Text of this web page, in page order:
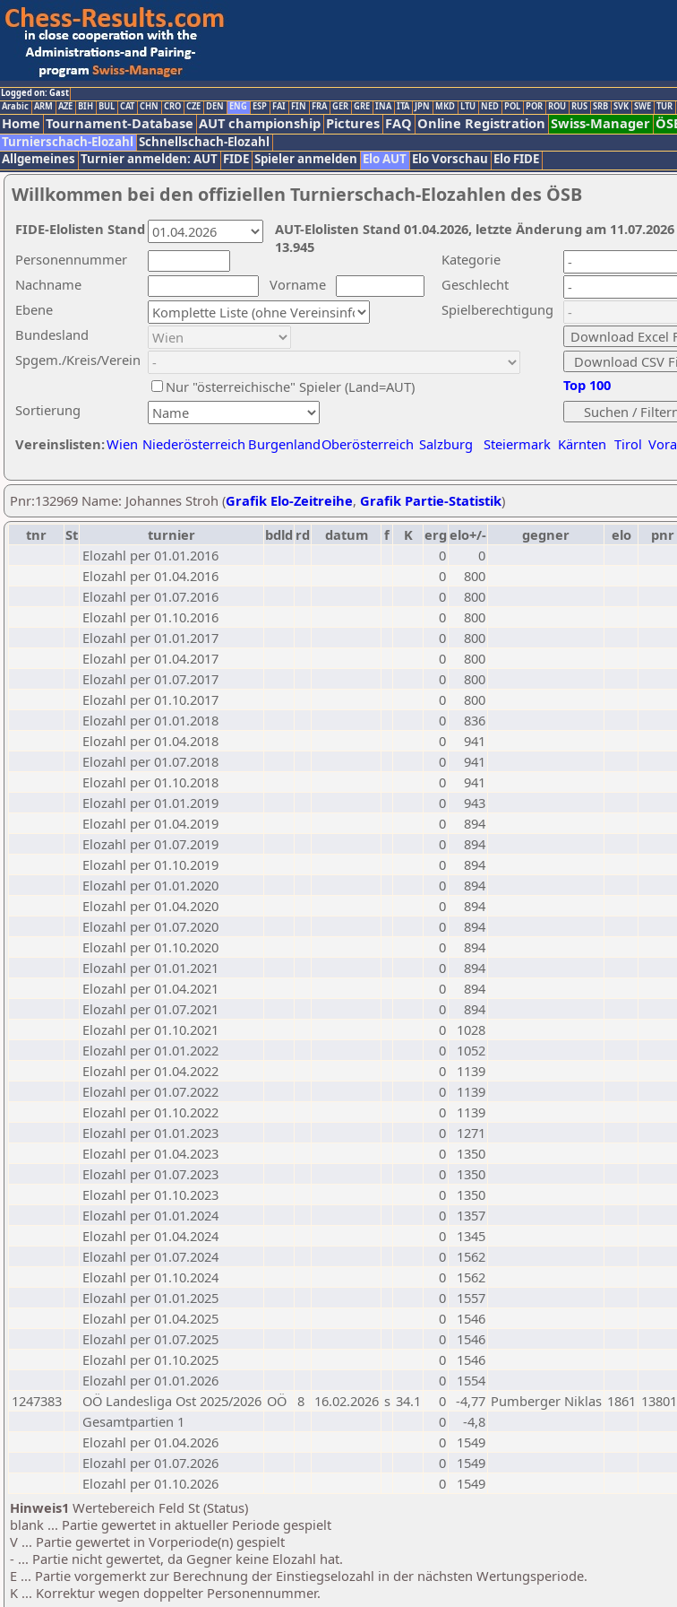
Logged on: Gast
Arabic ARM AZE BIH BUL CAT CHN CRO CZE DEN ENG ESP FAI FIN FRA GER GRE INA ITA JPN MKD LTU NED POL POR ROU RUS SRB SVK SWE TUR
Home Tournament-Database AUT championship Pictures FAQ Online Registration Swiss-Manager
Turnierschach-Elozahl Schnellschach-Elozahl
Allgemeines Turnier anmelden: AUT FIDE Spieler anmelden Elo AUT Elo Vorschau Elo FIDE
Willkommen bei den offiziellen Turnierschach-Elozahlen des ÖSB
Nachname
Vorname
Ebene
Kategorie
Sortierung
Personennummer
Bundesland
Spgem./Kreis/Verein
Geschlecht
Nur "österreichische" Spieler (Land=AUT)
Spielberechtigung
Vereinslisten:Wien Niederösterreich BurgenlandOberösterreich Salzburg Steiermark Kärnten Tirol
Top 100
AUT-Elolisten Stand 01.04.2026, letzte Änderung am
13.945
FIDE-Elolisten Stand
Pnr:132969 Name: Johannes Stroh (Grafik Elo-Zeitreihe, Grafik Partie-Statistik)
tnr
St turnier bdld rd datum f K erg elo+/- gegner elo
pnr
Elozahl per 01.01.2016
0
0
Elozahl per 01.04.2016
0
800
Elozahl per 01.07.2016
0
800
Elozahl per 01.10.2016
0
800
Elozahl per 01.01.2017
0
800
Elozahl per 01.04.2017
0
800
Elozahl per 01.07.2017
0
800
Elozahl per 01.10.2017
0
800
Elozahl per 01.01.2018
0
836
Elozahl per 01.04.2018
0
941
Elozahl per 01.07.2018
0
941
Elozahl per 01.10.2018
0
941
Elozahl per 01.01.2019
0
943
Elozahl per 01.04.2019
0
894
Elozahl per 01.07.2019
0
894
Elozahl per 01.10.2019
0
894
Elozahl per 01.01.2020
0
894
Elozahl per 01.04.2020
0
894
Elozahl per 01.07.2020
0
894
Elozahl per 01.10.2020
0
894
Elozahl per 01.01.2021
0
894
Elozahl per 01.04.2021
0
894
Elozahl per 01.07.2021
0
894
Elozahl per 01.10.2021
0
1028
Elozahl per 01.01.2022
0
1052
Elozahl per 01.04.2022
0
1139
Elozahl per 01.07.2022
0
1139
Elozahl per 01.10.2022
0
1139
Elozahl per 01.01.2023
0
1271
Elozahl per 01.04.2023
0
1350
Elozahl per 01.07.2023
0
1350
Elozahl per 01.10.2023
0
1350
Elozahl per 01.01.2024
0
1357
Elozahl per 01.04.2024
0
1345
Elozahl per 01.07.2024
0
1562
Elozahl per 01.10.2024
0
1562
Elozahl per 01.01.2025
0
1557
Elozahl per 01.04.2025
0
1546
Elozahl per 01.07.2025
0
1546
Elozahl per 01.10.2025
0
1546
Elozahl per 01.01.2026
0
1554
1247383
OÖ Landesliga Ost 2025/2026 OÖ 8 16.02.2026 s 34.1 0 -4,77 Pumberger Niklas 1861
Gesamtpartien 1
0
-4,8
Elozahl per 01.04.2026
0
1549
Elozahl per 01.07.2026
0
1549
Elozahl per 01.10.2026
0
1549
Hinweis1 Wertebereich Feld St (Status)
blank ... Partie gewertet in aktueller Periode gespielt
V ... Partie gewertet in Vorperiode(n) gespielt
- ... Partie nicht gewertet, da Gegner keine Elozahl hat.
E ... Partie vorgemerkt zur Berechnung der Einstiegselozahl in der nächsten Wertungsperiode.
K ... Korrektur wegen doppelter Personennummer.